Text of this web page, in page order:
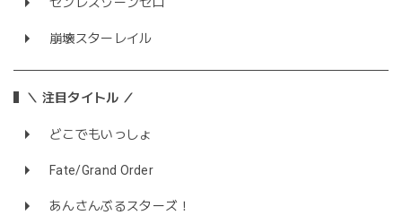
崩壊スターレイル
＼ 注目タイトル ／
どこでもいっしょ
Fate/Grand Order
あんさんぶるスターズ！